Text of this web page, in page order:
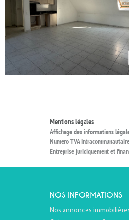
Mentions légales
Affichage des informations
Numero TVA
Entreprise juridiquement et
NOS INFORMATIONS
Nos annonces